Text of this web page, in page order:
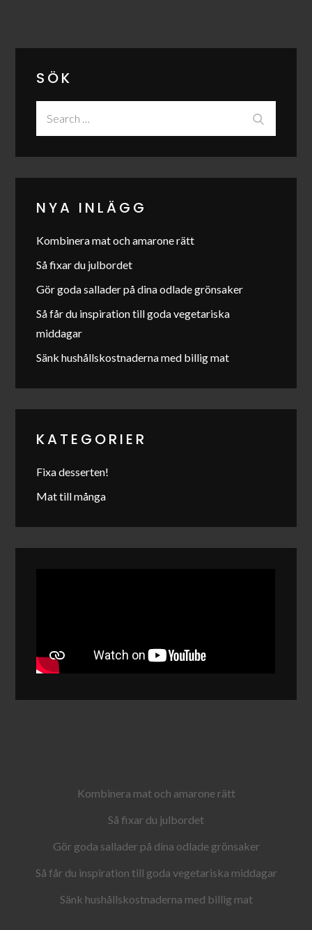
SÖK
NYA INLÄGG
Kombinera mat och amarone rätt
Så fixar du julbordet
Gör goda sallader på dina odlade grönsaker
Så får du inspiration till goda vegetariska
middagar
Sänk hushållskostnaderna med billig mat
KATEGORIER
Fixa desserten!
Mat till många
Kombinera mat och amarone rätt
Så fixar du julbordet
Gör goda sallader på dina odlade grönsaker
Så får du inspiration till goda vegetariska middagar
Sänk hushållskostnaderna med billig mat